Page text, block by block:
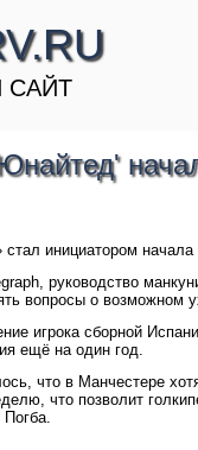
САЙТ
инициатором
руководство
вопросы о возможном
игрока сборной
ещё на один год.
что в Манчестере
что позволит